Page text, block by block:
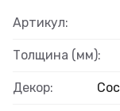
Артикул:
Толщина (мм):
Декор: